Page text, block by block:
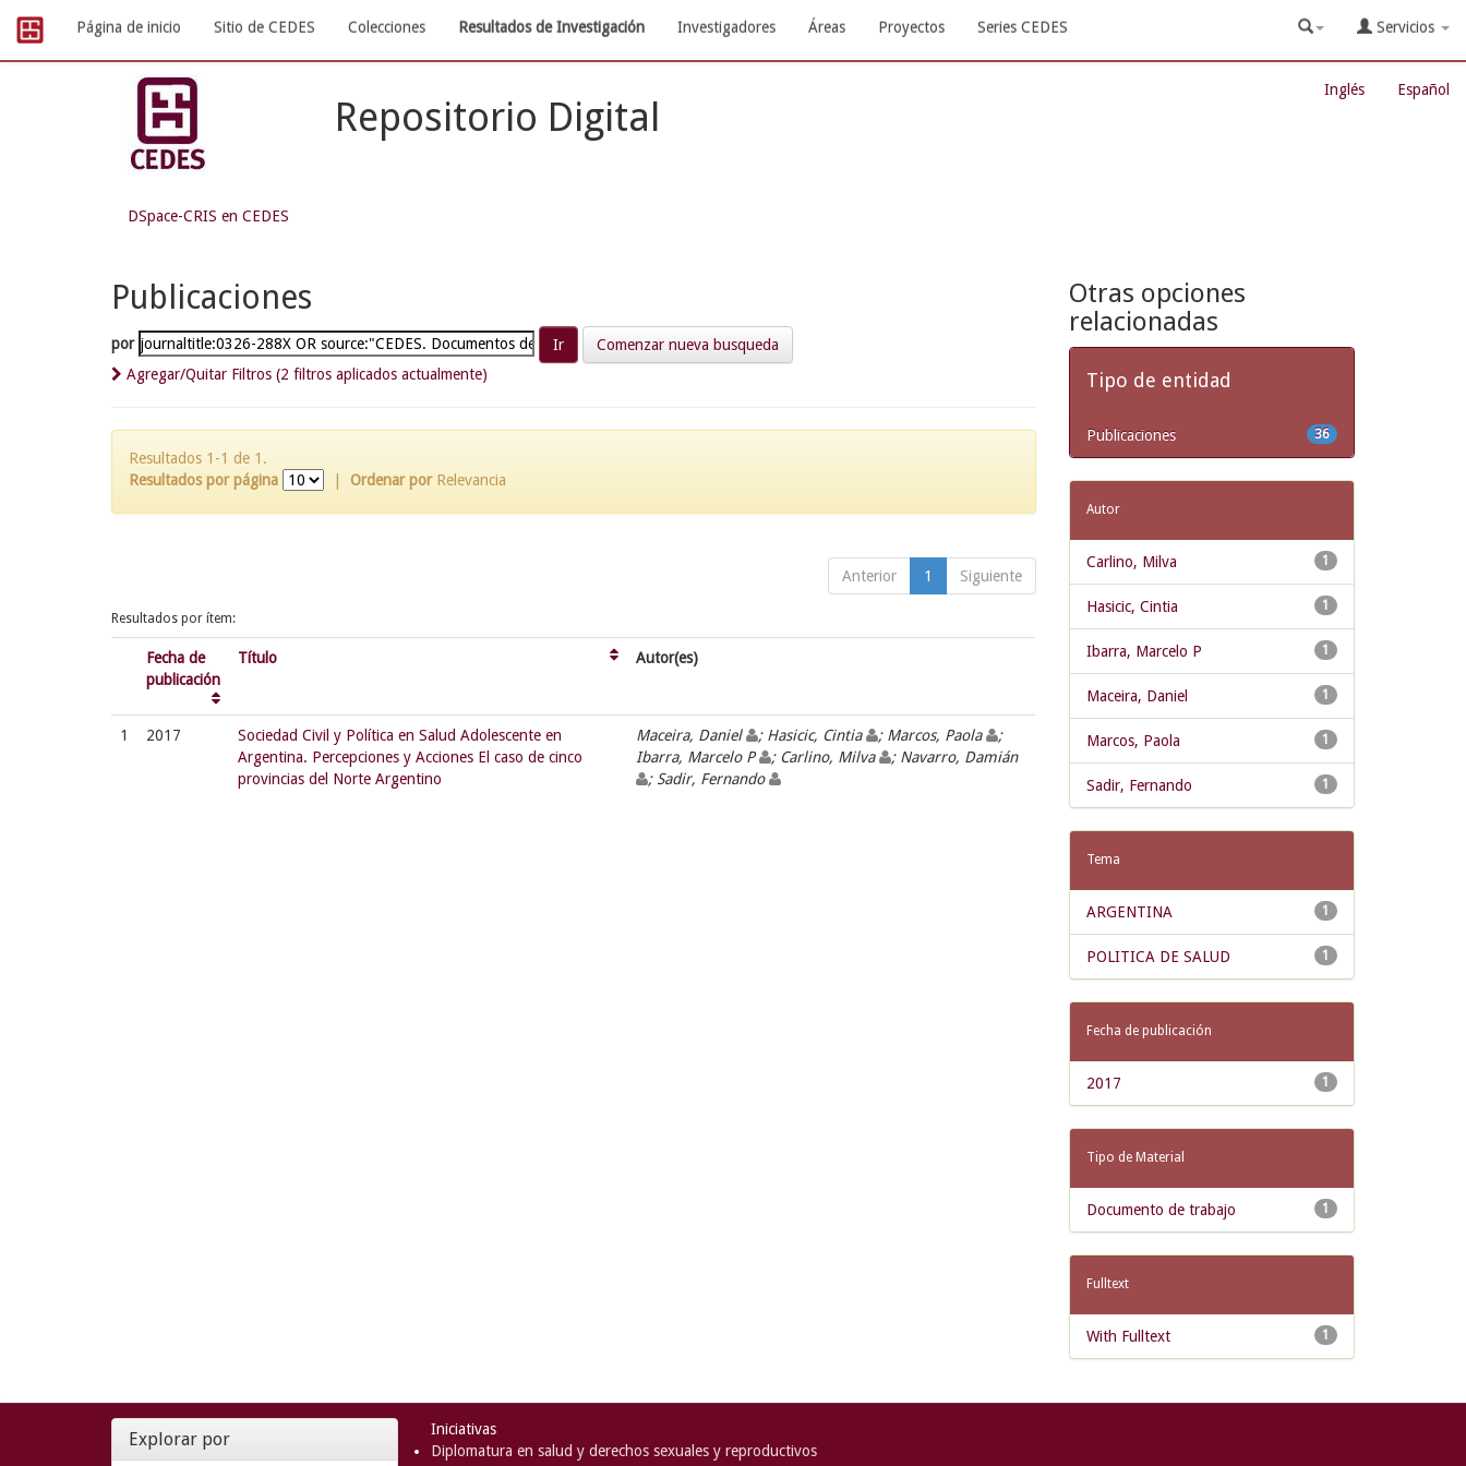
navigation
Página de inicio Sitio de CEDES Colecciones Resultados de Investigación Investigadores Áreas Proyectos Series CEDES Servicios
Inglés Español
Repositorio Digital
DSpace-CRIS en CEDES
Publicaciones
por
Comenzar nueva busqueda
Agregar/Quitar Filtros (2 filtros aplicados actualmente)
Resultados 1-1 de 1.
Resultados por página
Ordenar por Relevancia
Anterior 1 Siguiente
Resultados por ítem:
Fecha de
publicación
Título Autor(es)
1 2017
Sociedad Civil y Política en Salud Adolescente en
Argentina. Percepciones y Acciones El caso de cinco
provincias del Norte Argentino
Maceira, Daniel ; Hasicic, Cintia ; Marcos, Paola
;
Ibarra, Marcelo P
; Carlino, Milva
; Navarro, Damián
; Sadir, Fernando
Otras opciones
relacionadas
Tipo de entidad
36
Publicaciones
Autor
1
Carlino, Milva
1
Hasicic, Cintia
1
Ibarra, Marcelo P
1
Maceira, Daniel
1
Marcos, Paola
1
Sadir, Fernando
Tema
1
ARGENTINA
1
POLITICA DE SALUD
Fecha de publicación
1
2017
Tipo de Material
1
Documento de trabajo
Fulltext
1
With Fulltext
Explorar por
Iniciativas
Diplomatura en salud y derechos sexuales y reproductivos